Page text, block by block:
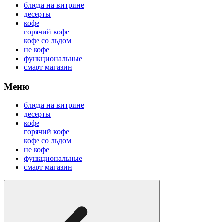
блюда на витрине
десерты
кофе
горячий кофе
кофе со льдом
не кофе
функциональные
смарт магазин
Меню
блюда на витрине
десерты
кофе
горячий кофе
кофе со льдом
не кофе
функциональные
смарт магазин